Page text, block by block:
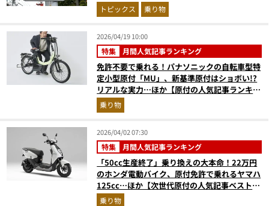
トピックス 乗り物
2026/04/19 10:00
特集 月間人気記事ランキング
免許不要で乗れる！パナソニックの自転車型特
定小型原付「MU」、新基準原付はショボい!?
リアルな実力…ほか【原付の人気記事ランキン
グベスト3】（2026年3月版）
乗り物
2026/04/02 07:30
特集 月間人気記事ランキング
「50cc生産終了」乗り換えの大本命！22万円
のホンダ電動バイク、原付免許で乗れるヤマハ
125cc…ほか【次世代原付の人気記事ベスト
3】（2026年2月版）
乗り物